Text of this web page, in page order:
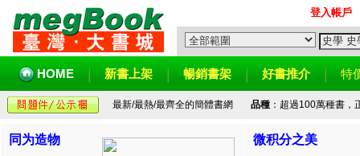
登入帳戶
HOME 新書上架 暢銷書架 好書推介 特
最新/最熱/最齊全的簡體書網 品種：超過100萬種書，
同为造物 微积分之美